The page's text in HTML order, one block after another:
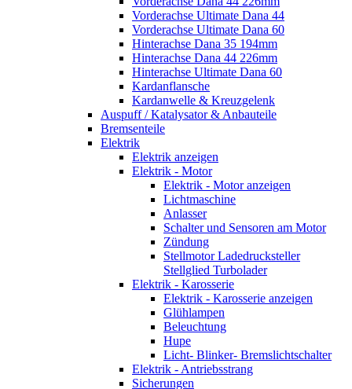
Vorderachse Ultimate Dana 44
Vorderachse Ultimate Dana 60
Hinterachse Dana 35 194mm
Hinterachse Dana 44 226mm
Hinterachse Ultimate Dana 60
Kardanflansche
Kardanwelle & Kreuzgelenk
Auspuff / Katalysator & Anbauteile
Bremsenteile
Elektrik
Elektrik anzeigen
Elektrik - Motor
Elektrik - Motor anzeigen
Lichtmaschine
Anlasser
Schalter und Sensoren am Motor
Zündung
Stellmotor Ladedrucksteller
Stellglied Turbolader
Elektrik - Karosserie
Elektrik - Karosserie anzeigen
Glühlampen
Beleuchtung
Hupe
Licht- Blinker- Bremslichtschalter
Elektrik - Antriebsstrang
Sicherungen